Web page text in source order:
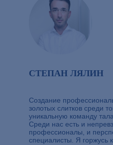
СТЕПАН ЛЯЛИН
Создание
золотых слитков среди
уникальную команду
Среди нас есть и
профессионалы, и
специалисты. Я горжусь